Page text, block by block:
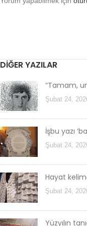
DIĞER YAZILAR
“Tamam,
Şubat 24,
İşbu yazı
Şubat 24,
Hayat
Şubat 24,
Yüzyılın